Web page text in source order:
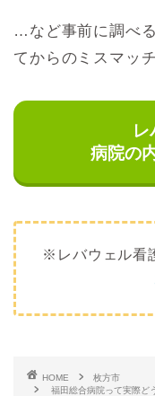
…など事前に調べ
てからのミスマッ
病院の
※レバウェル看
HOME
枚方市
福田総合病院って実際ど